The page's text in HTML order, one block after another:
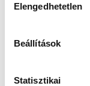
Elengedhetetlen
Beállítások
Statisztikai
között
labdarúgó